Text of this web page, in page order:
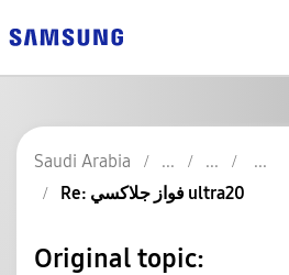
Saudi Arabia
Re: فواز جلاكسي ultra20
Original topic: